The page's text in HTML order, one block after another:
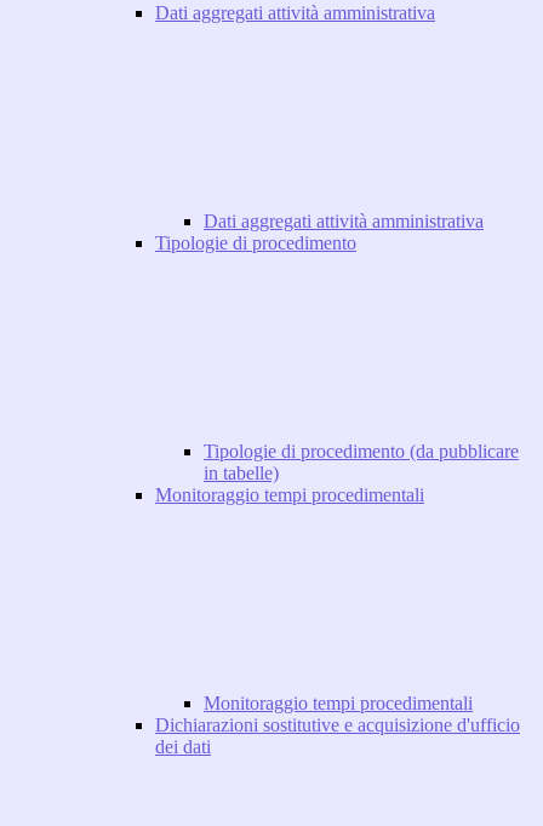
Dati aggregati attività amministrativa
Dati aggregati attività amministrativa
Tipologie di procedimento
Tipologie di procedimento (da pubblicare
in tabelle)
Monitoraggio tempi procedimentali
Monitoraggio tempi procedimentali
Dichiarazioni sostitutive e acquisizione d'ufficio
dei dati